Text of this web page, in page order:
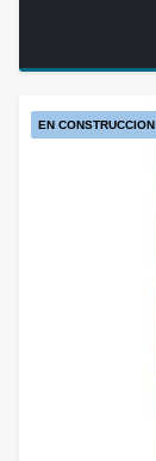
EN CONSTRUCCION